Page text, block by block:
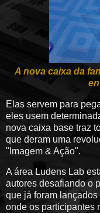
A nova caixa da
Elas servem para
eles usem
nova caixa base traz
que deram uma
"Imagem & Ação".
A área Ludens Lab
autores desafiando o
que já foram
onde os participantes